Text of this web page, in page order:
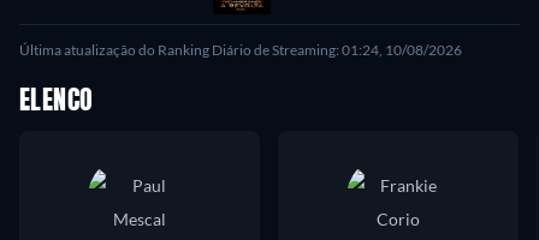
Última atualização do Ranking Diário de Streaming: 01:24, 10/08/2026
ELENCO